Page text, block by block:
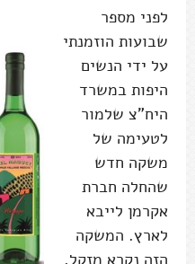
לפני מספר
שבועות הוזמנתי
על ידי הנשים
היפות במשרד
היח"צ שלמור
לטעימה של
משקה חדש
שהחלה חברת
אקרמן לייבא
לארץ. המשקה
הזה נקרא מזקל,